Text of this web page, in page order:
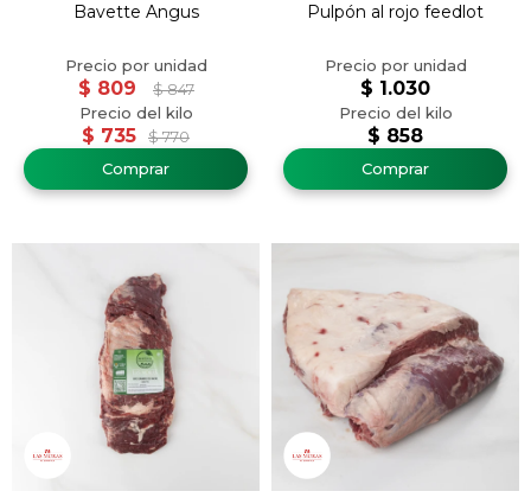
Bavette Angus
$ 735 $ 770
$ 809 $ 847
Pulpón al rojo feedlot
$ 858
$ 1.030